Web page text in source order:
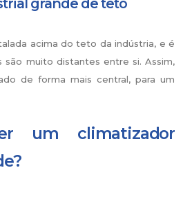
acima do teto da indústria, e é
são muito distantes entre si. Assim,
de forma mais central, para um
um climatizador